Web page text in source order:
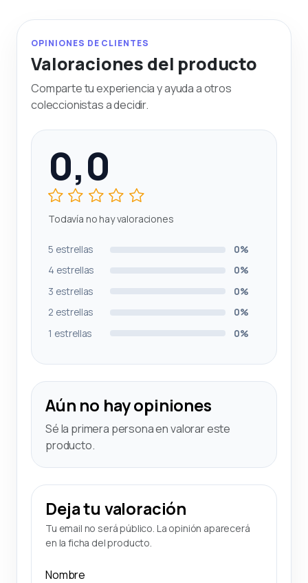
OPINIONES DE CLIENTES
Valoraciones del producto
Comparte tu experiencia y ayuda a otros
coleccionistas a decidir.
0,0
Todavía no hay valoraciones
5 estrellas
0%
4 estrellas
0%
3 estrellas
0%
2 estrellas
0%
1 estrellas
0%
Aún no hay opiniones
Sé la primera persona en valorar este
producto.
Deja tu valoración
Tu email no será público. La opinión aparecerá
en la ficha del producto.
Nombre